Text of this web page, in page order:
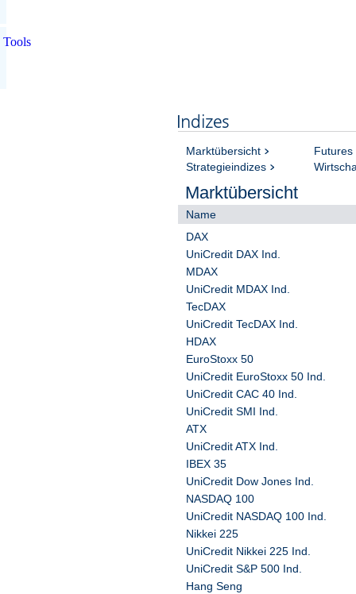
Tools
Marktübersicht
Strategieindizes
Futures
Marktübersicht
Name
DAX
UniCredit DAX Ind.
MDAX
UniCredit MDAX Ind.
TecDAX
UniCredit TecDAX Ind.
HDAX
EuroStoxx 50
UniCredit EuroStoxx 50 Ind.
UniCredit CAC 40 Ind.
UniCredit SMI Ind.
ATX
UniCredit ATX Ind.
IBEX 35
UniCredit Dow Jones Ind.
NASDAQ 100
UniCredit NASDAQ 100 Ind.
Nikkei 225
UniCredit Nikkei 225 Ind.
UniCredit S&P 500 Ind.
Hang Seng